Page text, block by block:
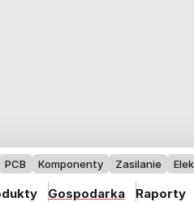
PCB Komponenty Zasilanie
Gospodarka Raporty